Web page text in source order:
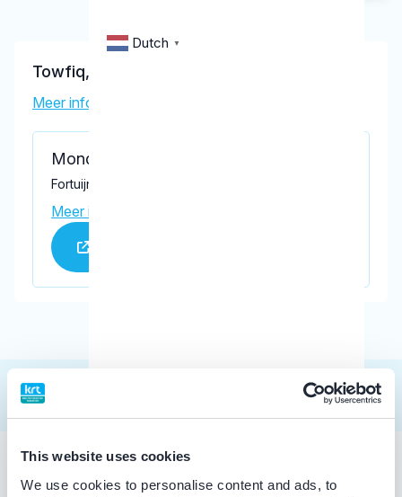
This website uses cookies
We use cookies to personalise content and ads, to
Dutch ▼
Towfiq, S.
Meer informatie tandarts
Mondzorg Scheffers
Fortuijnplein 25 a, Groot-Ammers 2964 BE
Meer informatie praktijk
Tandarts in Groot-ammers